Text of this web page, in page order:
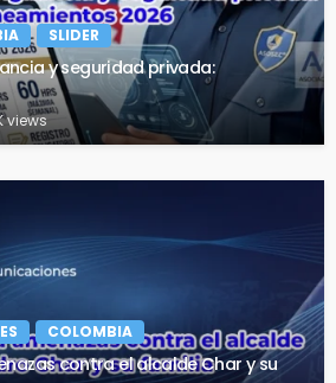
SLIDER
y seguridad privada:
views
COLOMBIA
contra el alcalde Char y su